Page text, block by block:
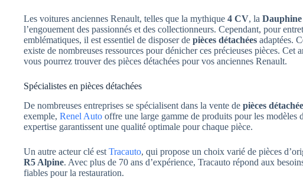
Les voitures anciennes Renault, telles que la mythique 4 CV, la Dauphine
l’engouement des passionnés et des collectionneurs. Cependant, pour
emblématiques, il est essentiel de disposer de pièces détachées adaptées.
existe de nombreuses ressources pour dénicher ces précieuses pièces.
vous pourrez trouver des pièces détachées pour vos anciennes Renault.
Spécialistes en pièces détachées
De nombreuses entreprises se spécialisent dans la vente de pièces
exemple, Renel Auto offre une large gamme de produits pour les
expertise garantissent une qualité optimale pour chaque pièce.
Un autre acteur clé est Tracauto, qui propose un choix varié de pièces
R5 Alpine. Avec plus de 70 ans d’expérience, Tracauto répond aux
fiables pour la restauration.